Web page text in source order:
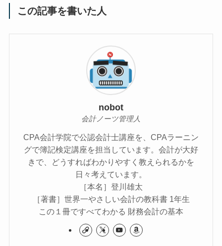
この記事を書いた人
nobot
会計ノーツ管理人
CPA会計学院で公認会計士講座を、CPAラーニン
グで簿記検定講座を担当しています。会計が大好
きで、どうすればわかりやすく教えられるかを
日々考えています。
［本名］登川雄太
［著書］世界一やさしい会計の教科書 1年生
この１冊ですべてわかる 財務会計の基本